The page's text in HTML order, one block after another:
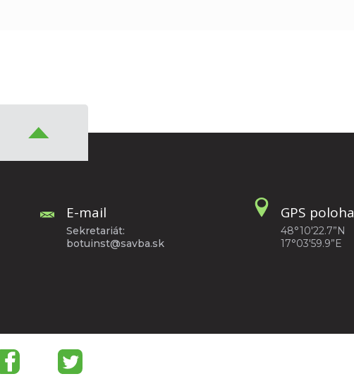
E-mail
Sekretariát:
botuinst@savba.sk
GPS poloha
48°10'22.7”N
17°03'59.9”E